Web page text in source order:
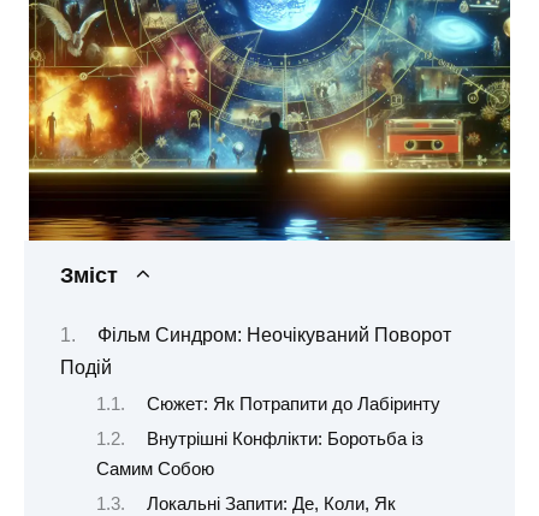
Зміст
Фільм Синдром: Неочікуваний Поворот
Подій
Сюжет: Як Потрапити до Лабіринту
Внутрішні Конфлікти: Боротьба із
Самим Собою
Локальні Запити: Де, Коли, Як